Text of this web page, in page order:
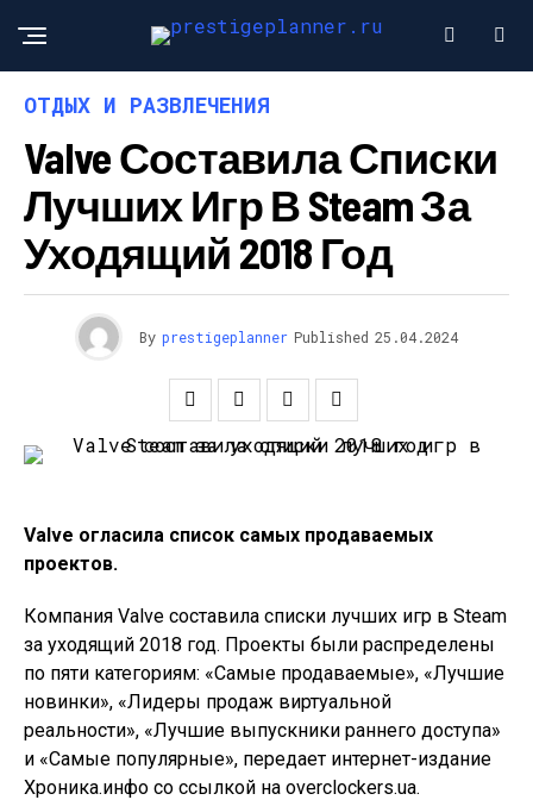
ОТДЫХ И РАЗВЛЕЧЕНИЯ
Valve Составила Списки
Лучших Игр В Steam За
Уходящий 2018 Год
By prestigeplanner Published 25.04.2024
Valve огласила список самых продаваемых
проектов.
Компания Valve составила списки лучших игр в Steam
за уходящий 2018 год. Проекты были распределены
по пяти категориям: «Самые продаваемые», «Лучшие
новинки», «Лидеры продаж виртуальной
реальности», «Лучшие выпускники раннего доступа»
и «Самые популярные», передает интернет-издание
Хроника.инфо со ссылкой на overclockers.ua.